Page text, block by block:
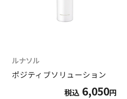
ルナソル
ポジティブソリューション
税込 6,050円